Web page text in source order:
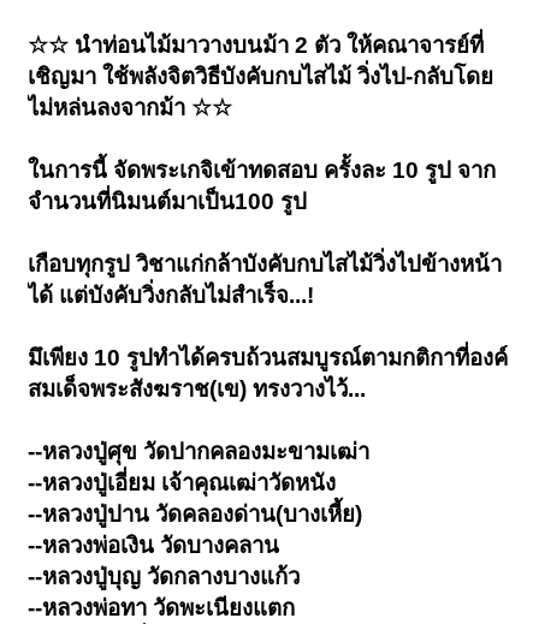
☆☆ นำท่อนไม้มาวางบนม้า 2 ตัว ให้คณาจารย์ที่
เชิญมา ใช้พลังจิตวิธีบังคับกบไสไม้ วิ่งไป-กลับโดย
ไม่หล่นลงจากม้า ☆☆
ในการนี้ จัดพระเกจิเข้าทดสอบ ครั้งละ 10 รูป จาก
จำนวนที่นิมนต์มาเป็น100 รูป
เกือบทุกรูป วิชาแก่กล้าบังคับกบไสไม้วิ่งไปข้างหน้า
ได้ แต่บังคับวิ่งกลับไม่สำเร็จ...!
มึเพียง 10 รูปทำได้ครบถ้วนสมบูรณ์ตามกติกาที่องค์
สมเด็จพระสังฆราช(เข) ทรงวางไว้...
--หลวงปู่ศุข วัดปากคลองมะขามเฒ่า
--หลวงปู่เอี่ยม เจ้าคุณเฒ่าวัดหนัง
--หลวงปู่ปาน วัดคลองด่าน(บางเหี้ย)
--หลวงพ่อเงิน วัดบางคลาน
--หลวงปู่บุญ วัดกลางบางแก้ว
--หลวงพ่อทา วัดพะเนียงแตก